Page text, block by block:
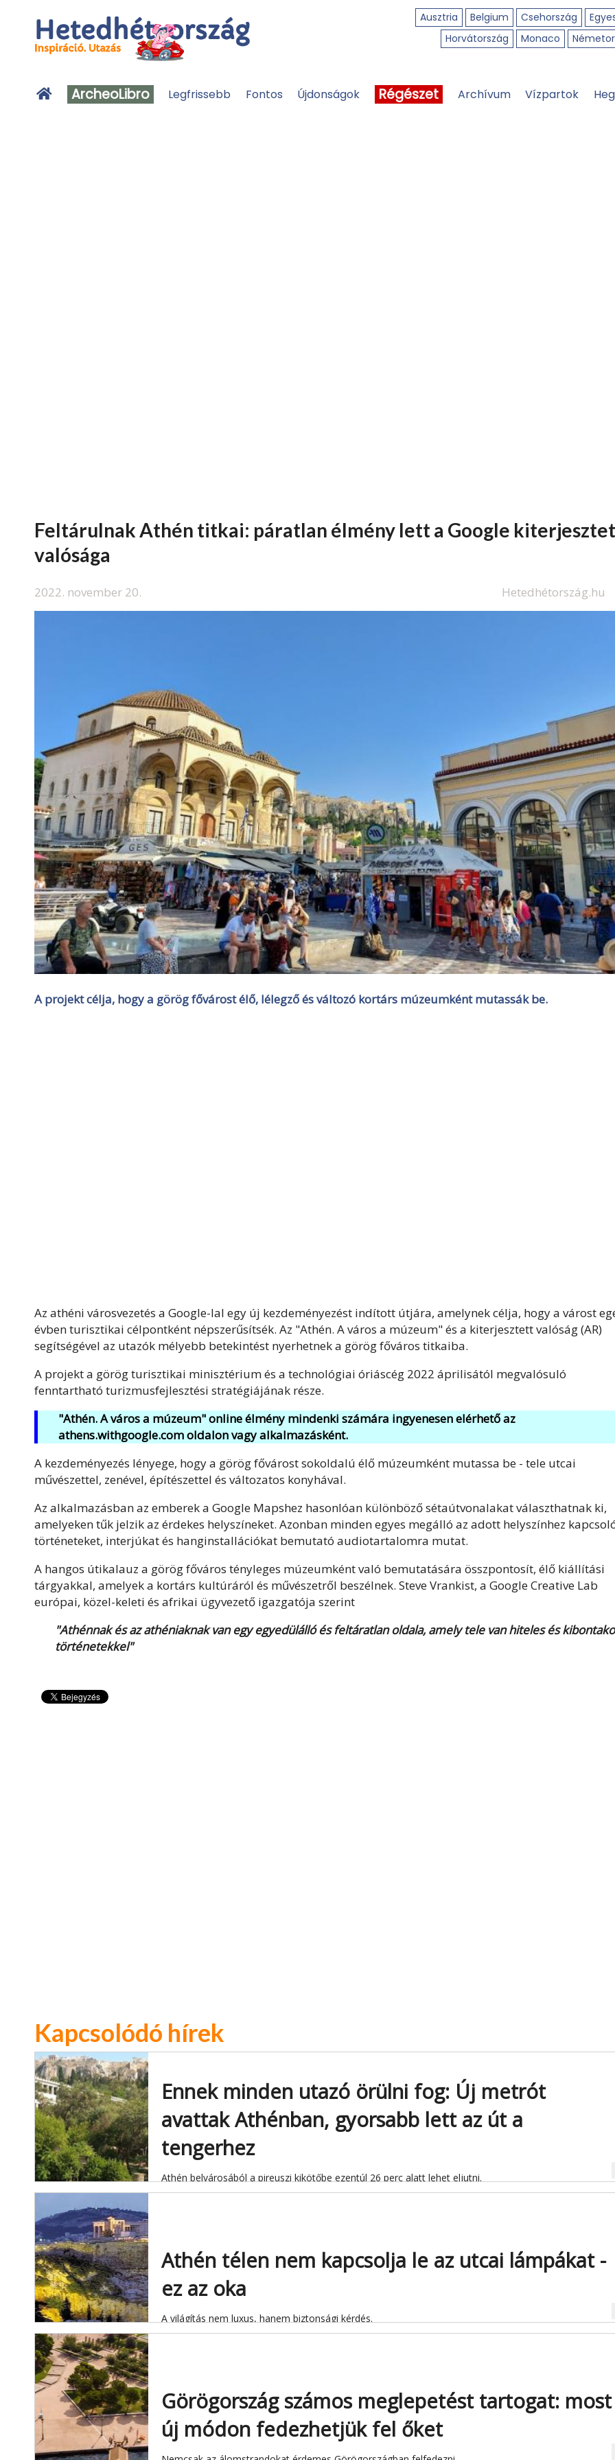
Ausztria Belgium Csehország
Horvátország
Monaco
ArcheoLibro Legfrissebb Fontos Újdonságok Régészet Archívum Vízpartok
Feltárulnak Athén titkai: páratlan élmény lett a Google
valósága
2022. november 20. Hetedhétország.hu
A projekt célja, hogy a görög fővárost élő, lélegző és változó kortárs múzeumként mutassák be.
Az athéni városvezetés a Google-lal egy új kezdeményezést indított útjára, amelynek célja, hogy a várost
évben turisztikai célpontként népszerűsítsék. Az "Athén. A város a múzeum" és a kiterjesztett valóság (AR)
segítségével az utazók mélyebb betekintést nyerhetnek a görög főváros titkaiba.
A projekt a görög turisztikai minisztérium és a technológiai óriáscég 2022 áprilisától megvalósuló
fenntartható turizmusfejlesztési stratégiájának része.
"Athén. A város a múzeum" online élmény mindenki számára ingyenesen elérhető az
athens.withgoogle.com oldalon vagy alkalmazásként.
A kezdeményezés lényege, hogy a görög fővárost sokoldalú élő múzeumként mutassa be - tele utcai
művészettel, zenével, építészettel és változatos konyhával.
Az alkalmazásban az emberek a Google Mapshez hasonlóan különböző sétaútvonalakat választhatnak ki,
amelyeken tűk jelzik az érdekes helyszíneket. Azonban minden egyes megálló az adott helyszínhez
történeteket, interjúkat és hanginstallációkat bemutató audiotartalomra mutat.
A hangos útikalauz a görög főváros tényleges múzeumként való bemutatására összpontosít, élő kiállítási
tárgyakkal, amelyek a kortárs kultúráról és művészetről beszélnek. Steve Vrankist, a Google Creative Lab
európai, közel-keleti és afrikai ügyvezető igazgatója szerint
"Athénnak és az athéniaknak van egy egyedülálló és feltáratlan oldala, amely tele van hiteles és
történetekkel"
Kapcsolódó hírek
Ennek minden utazó örülni fog: Új metrót
avattak Athénban, gyorsabb lett az út a
tengerhez
Athén belvárosából a pireuszi kikötőbe ezentúl 26 perc alatt lehet eljutni.
Athén télen nem kapcsolja le az utcai lámpákat -
ez az oka
A világítás nem luxus, hanem biztonsági kérdés.
Görögország számos meglepetést tartogat: most
új módon fedezhetjük fel őket